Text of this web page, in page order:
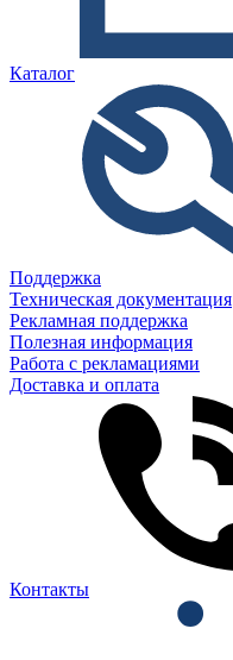
Каталог
Поддержка
Техническая документация
Рекламная поддержка
Полезная информация
Работа с рекламациями
Доставка и оплата
Контакты